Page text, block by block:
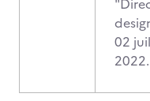
02
2022.